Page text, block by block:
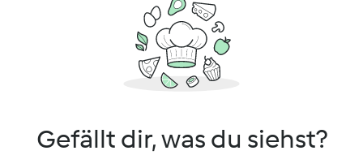
Gefällt dir, was du siehst?